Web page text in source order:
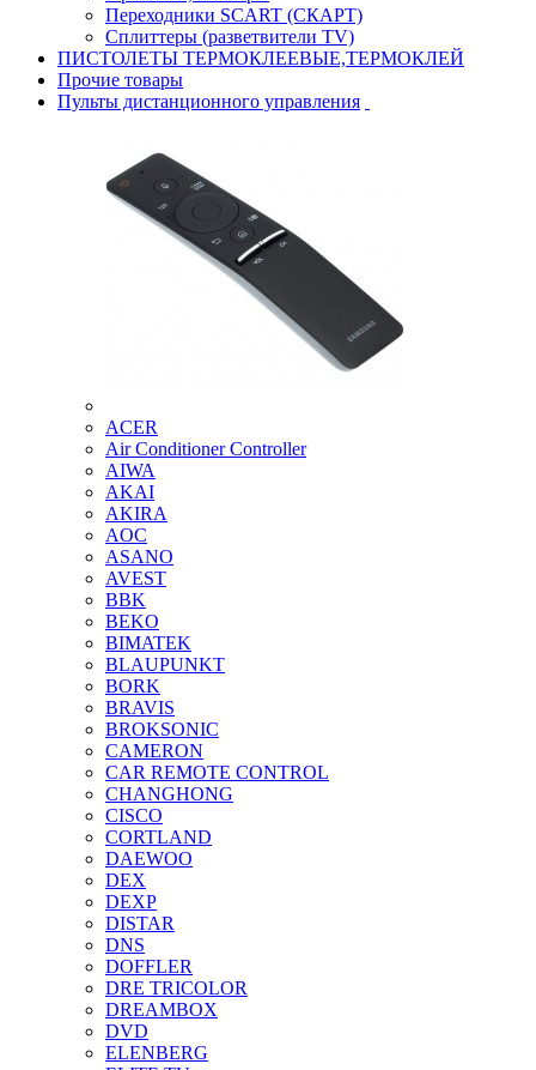
Переходники SCART (СКАРТ)
Сплиттеры (разветвители TV)
ПИСТОЛЕТЫ ТЕРМОКЛЕЕВЫЕ,ТЕРМОКЛЕЙ
Прочие товары
Пульты дистанционного управления
ACER
Air Conditioner Controller
AIWA
AKAI
AKIRA
AOC
ASANO
AVEST
BBK
BEKO
BIMATEK
BLAUPUNKT
BORK
BRAVIS
BROKSONIC
CAMERON
CAR REMOTE CONTROL
CHANGHONG
CISCO
CORTLAND
DAEWOO
DEX
DEXP
DISTAR
DNS
DOFFLER
DRE TRICOLOR
DREAMBOX
DVD
ELENBERG